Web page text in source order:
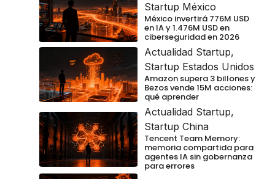
Startup México
México invertirá 776M USD
en IA y 1.476M USD en
ciberseguridad en 2026
Actualidad Startup,
Startup Estados Unidos
Amazon supera 3 billones y
Bezos vende 15M acciones:
qué aprender
Actualidad Startup,
Startup China
Tencent Team Memory:
memoria compartida para
agentes IA sin gobernanza
para errores